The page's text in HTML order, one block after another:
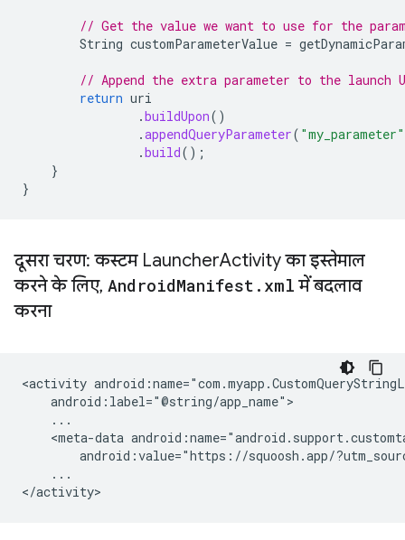
// Get the value we want to use for the
String customParameterValue =
// Append the extra parameter to the launch
return uri
.buildUpon()
.appendQueryParameter( "my_parameter"
.build();
}
}
दूसरा चरण: कस्टम LauncherActivity का इस्तेमाल
करने के लिए, AndroidManifest . xml में बदलाव
करना
<activity
<meta-data
android:value="https://squoosh.app/
...